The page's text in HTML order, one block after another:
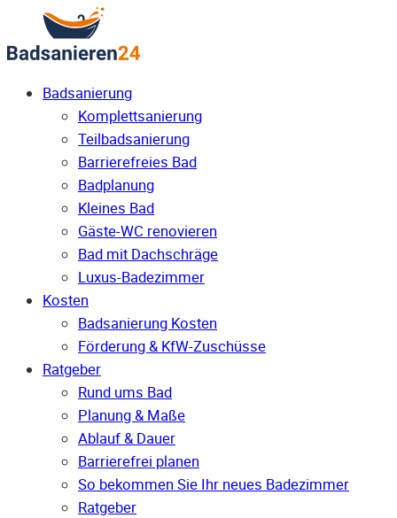
Badsanierung
Komplettsanierung
Teilbadsanierung
Barrierefreies Bad
Badplanung
Kleines Bad
Gäste-WC renovieren
Bad mit Dachschräge
Luxus-Badezimmer
Kosten
Badsanierung Kosten
Förderung & KfW-Zuschüsse
Ratgeber
Rund ums Bad
Planung & Maße
Ablauf & Dauer
Barrierefrei planen
So bekommen Sie Ihr neues Badezimmer
Ratgeber